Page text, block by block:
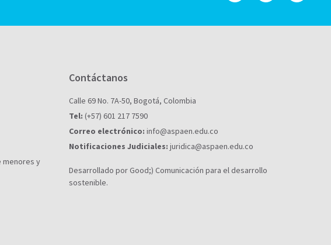
menores y
Contáctanos
Calle 69 No. 7A-50, Bogotá, Colombia
Tel: (+57) 601 217 7590
Correo electrónico: info@aspaen.edu.co
Notificaciones Judiciales: juridica@aspaen.edu.co
Desarrollado por Good;) Comunicación para el desarrollo
sostenible.